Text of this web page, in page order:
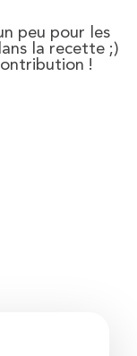
peu pour les
la recette ;)
!